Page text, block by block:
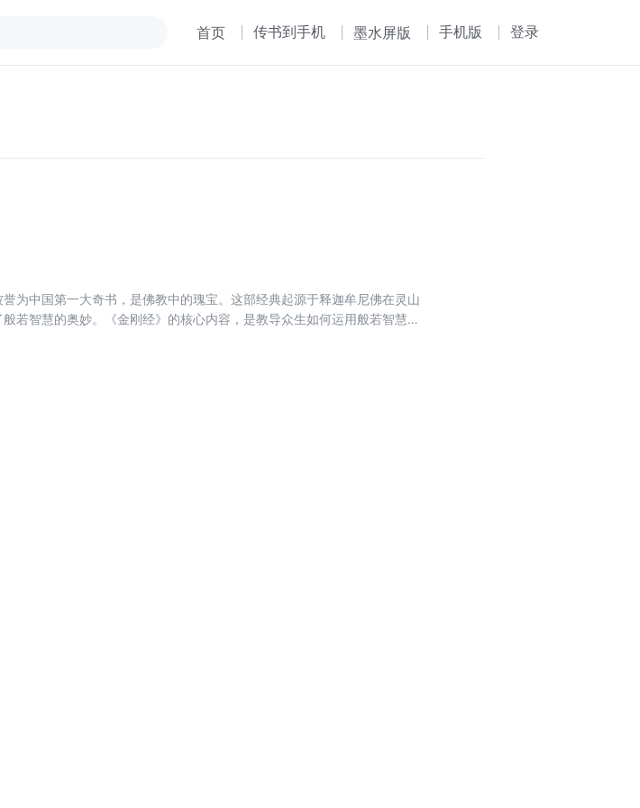
首页 传书到手机 墨水屏版 手机版 登录
为中国第一大奇书，是佛教中的瑰宝。这部经典起源于释迦牟尼佛在灵山
若智慧的奥妙。《金刚经》的核心内容，是教导众生如何运用般若智慧来